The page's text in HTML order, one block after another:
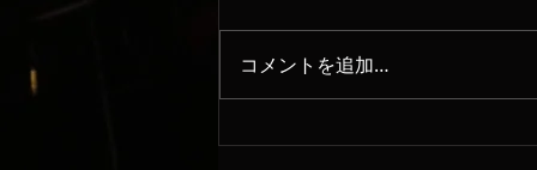
8/8
コメントを追加…